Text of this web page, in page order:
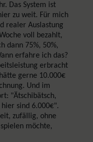
Das System ist
zu weit. Für mich
realer Auslastung
voll bezahlt,
dann 75%, 50%,
erfahre ich das?
erbracht
gerne 10.000€
Und im
"Ätschibätsch,
sind 6.000€".
zufällig, ohne
möchte,